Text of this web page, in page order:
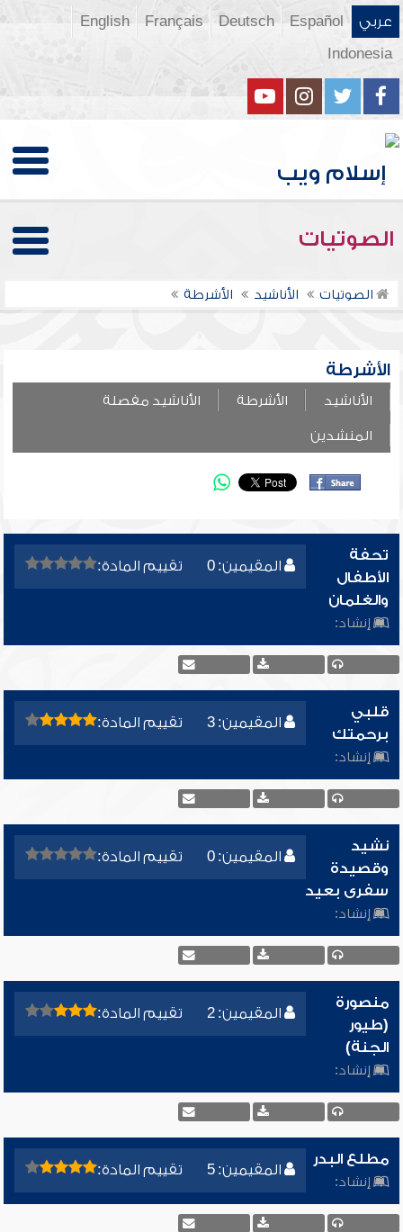
عربي Español
Deutsch
Français
English
Indonesia
الصوتيات
الصوتيات الأناشيد الأشرطة
الأشرطة
الأناشيد الأشرطة الأناشيد مفصلة
المنشدين
المقيمين: 0 تقييم المادة:
تحفة
الأطفال
والغلمان
إنشاد:
المقيمين: 3 تقييم المادة:
قلبي
برحمتك
إنشاد:
المقيمين: 0 تقييم المادة:
نشيد
وقصيدة
سفرى بعيد
إنشاد:
المقيمين: 2 تقييم المادة:
منصورة
(طيور
الجنة)
إنشاد:
المقيمين: 5 تقييم المادة:
مطلع البدر
إنشاد: